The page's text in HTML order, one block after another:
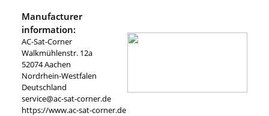
Manufacturer
information:
AC-Sat-Corner
Walkmühlenstr. 12a
52074 Aachen
Nordrhein-Westfalen
Deutschland
service@ac-sat-corner.de
https://www.ac-sat-corner.de